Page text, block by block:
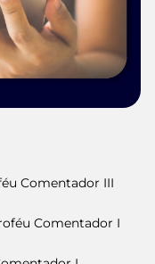
Comentador III
Comentador I